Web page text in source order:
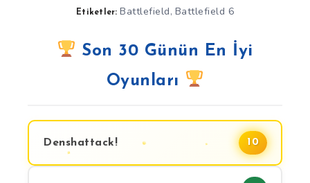
Etiketler: Battlefield, Battlefield 6
Son 30 Günün En İyi
Oyunları
Denshattack! 10